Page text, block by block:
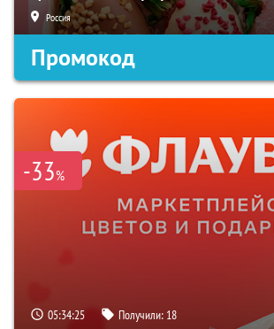
Россия
Промокод
-33%
05:34:24 Получили: 18